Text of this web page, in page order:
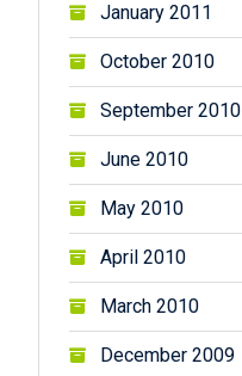
January 2011
October 2010
September 2010
June 2010
May 2010
April 2010
March 2010
December 2009